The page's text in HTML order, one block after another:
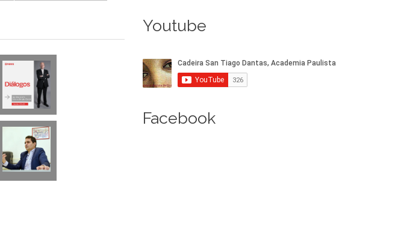
Youtube
Facebook